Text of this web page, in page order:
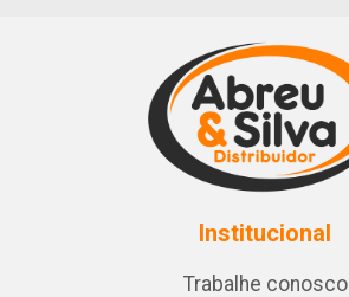
Institucional
Trabalhe conosco